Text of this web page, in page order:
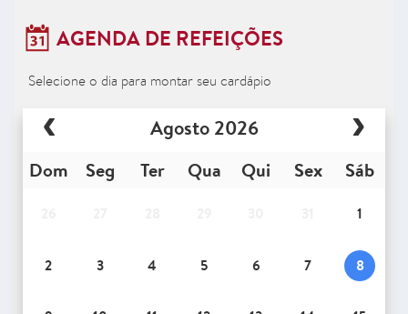
AGENDA DE REFEIÇÕES
Selecione o dia para montar seu cardápio
Agosto 2026
Dom Seg Ter Qua Qui Sex Sáb
1
2 3 4 5 6 7 8